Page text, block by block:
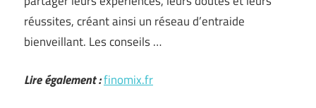
réussites, créant ainsi un réseau d’entraide
bienveillant. Les conseils …
Lire également :finomix.fr